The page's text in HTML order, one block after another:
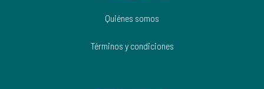
Quiénes somos
Términos y condiciones